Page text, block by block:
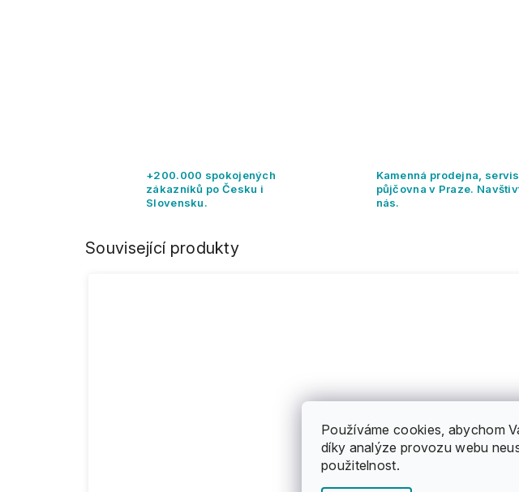
Používáme cookies, abychom
díky analýze provozu webu
použitelnost.
+200.000 spokojených
zákazníků po Česku i
Slovensku.
Kamenná prodejna,
půjčovna v Praze.
nás.
Související produkty